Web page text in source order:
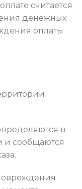
считается
денежных
оплаты
в
и сообщаются